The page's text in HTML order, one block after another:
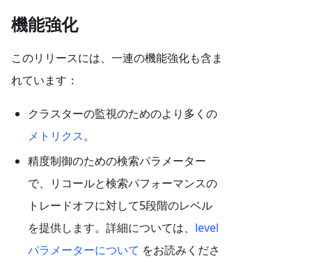
機能強化
このリリースには、一連の機能強化も含ま
れています：
クラスターの監視のためのより多くの
メトリクス。
精度制御のための検索パラメーター
で、リコールと検索パフォーマンスの
トレードオフに対して5段階のレベル
を提供します。詳細については、 level
パラメーターについて をお読みくださ